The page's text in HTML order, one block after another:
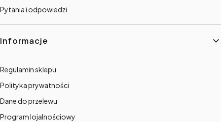
Pytania i odpowiedzi
Informacje
Regulamin sklepu
Polityka prywatności
Dane do przelewu
Program lojalnościowy